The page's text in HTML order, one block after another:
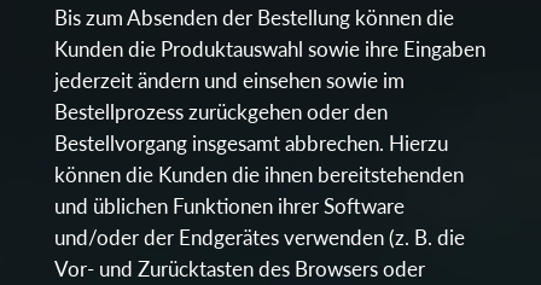
Bis zum Absenden der Bestellung können die
Kunden die Produktauswahl sowie ihre Eingaben
jederzeit ändern und einsehen sowie im
Bestellprozess zurückgehen oder den
Bestellvorgang insgesamt abbrechen. Hierzu
können die Kunden die ihnen bereitstehenden
und üblichen Funktionen ihrer Software
und/oder der Endgerätes verwenden (z. B. die
Vor- und Zurücktasten des Browsers oder